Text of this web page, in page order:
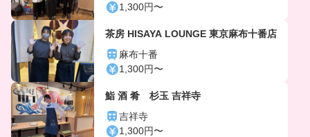
1,300円〜
茶房 HISAYA LOUNGE 東京麻布十番店
麻布十番
1,300円〜
鮨 酒 肴 杉玉 吉祥寺
吉祥寺
1,300円〜